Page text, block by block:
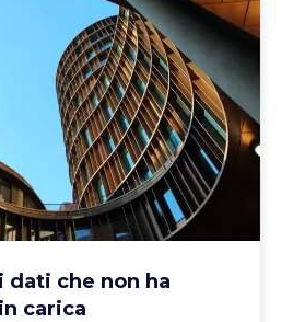
dati che non ha
carica